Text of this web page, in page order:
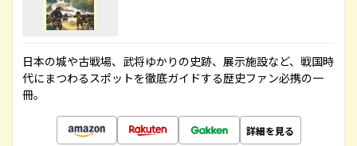
日本の城や古戦場、武将ゆかりの史跡、展示施設など、戦国時
代にまつわるスポットを徹底ガイドする歴史ファン必携の一
冊。
詳細を見る